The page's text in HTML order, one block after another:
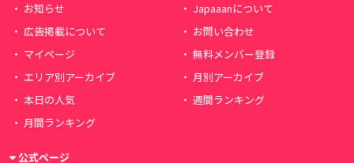
お知らせ
Japaaanについて
広告掲載について
お問い合わせ
マイページ
無料メンバー登録
エリア別アーカイブ
月別アーカイブ
本日の人気
週間ランキング
月間ランキング
公式ページ